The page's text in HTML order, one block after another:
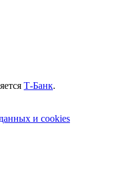
Т-Банк.
и cookies